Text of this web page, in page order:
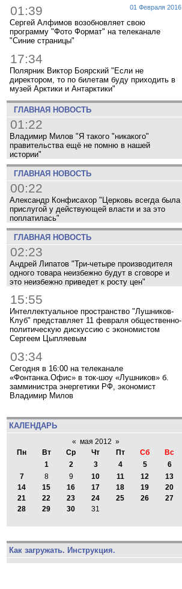
01 Февраля 2016
01:39
Сергей Алфимов возобновляет свою
программу "Фото Формат" на телеканале
"Синие страницы"
17:34
Полярник Виктор Боярский "Если не
директором, то по билетам буду приходить в
музей Арктики и Антарктики"
ГЛАВНАЯ НОВОСТЬ
01:22
Владимир Милов "Я такого "никакого"
правительства ещё не помню в нашей
истории"
ГЛАВНАЯ НОВОСТЬ
00:22
Александр Конфисахор "Церковь всегда была
прислугой у действующей власти и за это
поплатилась"
ГЛАВНАЯ НОВОСТЬ
02:23
Андрей Липатов "Три-четыре производителя
одного товара неизбежно будут в сговоре и
это неизбежно приведет к росту цен"
15:55
Интеллектуальное пространство "Лушников-
Клуб" представляет 11 февраля общественно-
политическую дискуссию с экономистом
Сергеем Цыпляевым
03:34
Сегодня в 16:00 на телеканале
«Фонтанка.Офис» в ток-шоу «Лушников» б.
замминистра энергетики РФ, экономист
Владимир Милов
КАЛЕНДАРЬ
« мая 2012 »
Пн
Вт Ср Чт Пт Сб
Вс
1
2 3 4 5
6
7
8 9 10 11 12
13
14
15 16 17 18 19
20
21
22 23 24 25 26
27
28
29 30 31
Как загружать. Инструкция.